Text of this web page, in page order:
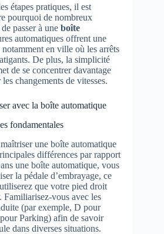
étapes pratiques, il est
pourquoi de nombreux
passer à une boîte
automatiques offrent une
en ville où les arrêts
De plus, la simplicité
de se concentrer davantage
changements de vitesses.
avec la boîte automatique
fondamentales
une boîte automatique
différences par rapport
une boîte automatique, vous
la pédale d’embrayage, ce
que votre pied droit
Familiarisez-vous avec les
(par exemple, D pour
Parking) afin de savoir
dans diverses situations.